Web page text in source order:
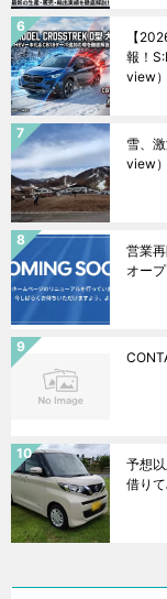
【
報！
view）
雪、
view）
営業
オープ
予想
借り